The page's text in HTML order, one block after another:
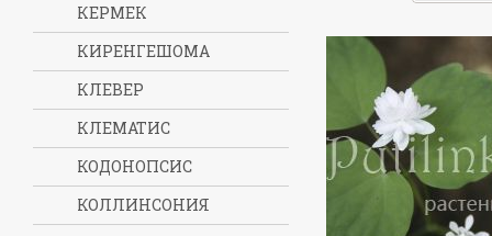
КЕРМЕК
КИРЕНГЕШОМА
КЛЕВЕР
КЛЕМАТИС
КОДОНОПСИС
КОЛЛИНСОНИЯ